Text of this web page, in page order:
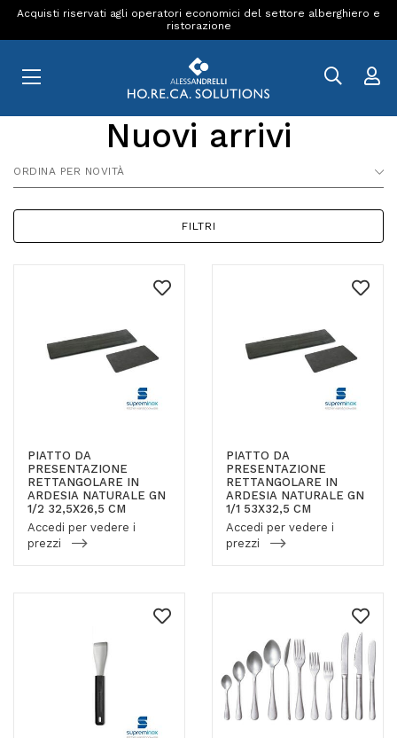
Acquisti riservati agli operatori economici del settore alberghiero e
ristorazione
Nuovi arrivi
ORDINA PER NOVITÀ
FILTRI
PIATTO DA
PRESENTAZIONE
RETTANGOLARE IN
ARDESIA NATURALE GN
1/2 32,5X26,5 CM
Accedi per vedere i
prezzi
PIATTO DA
PRESENTAZIONE
RETTANGOLARE IN
ARDESIA NATURALE GN
1/1 53X32,5 CM
Accedi per vedere i
prezzi